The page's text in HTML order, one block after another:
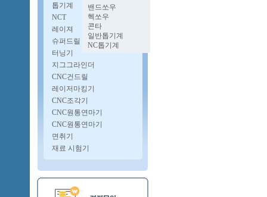
파이프벤딩기
밴드쏘우
헥쏘우
콘타
일반톱기계
NC톱기계
톱기계
NCT
레이져
슈퍼드릴
터닝기
지그그라인더
CNC건드릴
레이저마킹기
CNC조각기
CNC원통연마기
CNC원통연마기
면취기
재료 시험기